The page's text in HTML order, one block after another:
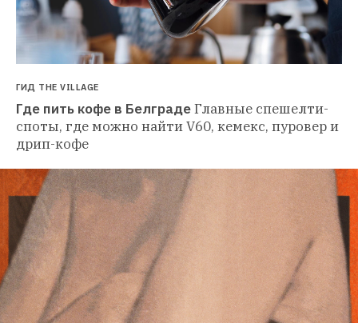
ГИД THE VILLAGE
Где пить кофе в БелградеГлавные спешелти-
споты, где можно найти V60, кемекс, пуровер и
дрип-кофе